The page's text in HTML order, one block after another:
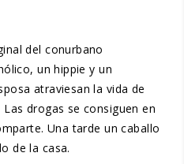
del conurbano
un hippie y un
atraviesan la vida de
drogas se consiguen en
Una tarde un caballo
de la casa.